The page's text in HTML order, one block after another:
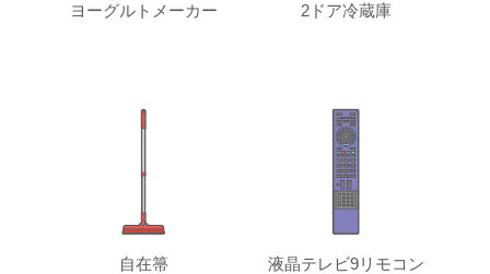
ヨーグルトメーカー 2ドア冷蔵庫
自在箒 液晶テレビ9リモコン